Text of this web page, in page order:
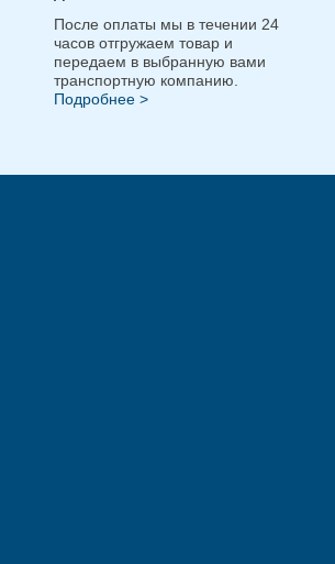
После оплаты мы в течении 24
часов отгружаем товар и
передаем в выбранную вами
транспортную компанию.
Подробнее >